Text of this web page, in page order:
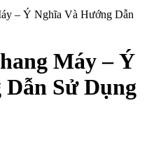
– Ý Nghĩa Và Hướng Dẫn
Máy – Ý
Sử Dụng